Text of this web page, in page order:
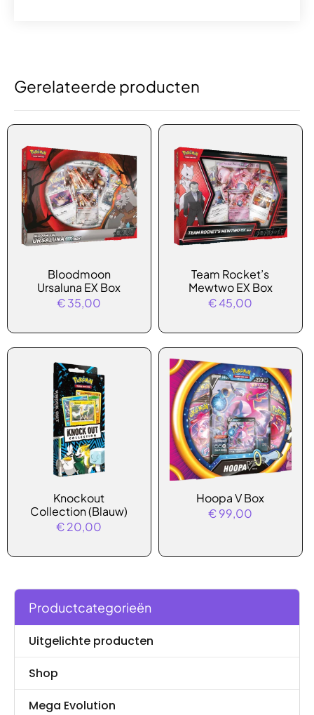
Gerelateerde producten
Bloodmoon
Ursaluna EX Box
€35,00
Team Rocket’s
Mewtwo EX Box
€45,00
Knockout
Collection (Blauw)
€20,00
Hoopa V Box
€99,00
Productcategorieën
Uitgelichte producten
Shop
Mega Evolution